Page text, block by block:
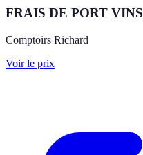
FRAIS DE PORT VINS
Comptoirs Richard
Voir le prix